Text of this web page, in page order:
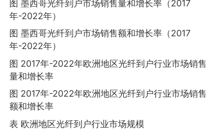
图 墨西哥光纤到户市场销售量和增长率（2017
年-2022年）
图 墨西哥光纤到户市场销售额和增长率（2017
年-2022年）
图 2017年-2022年欧洲地区光纤到户行业市场销售
量和增长率
图 2017年-2022年欧洲地区光纤到户行业市场销售
额和增长率
表 欧洲地区光纤到户行业市场规模